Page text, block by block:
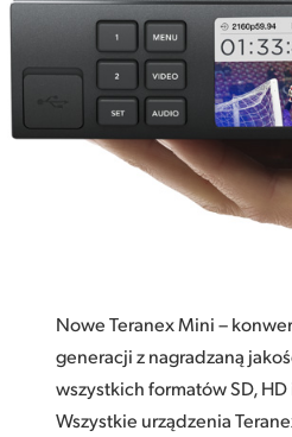
Finland
France
Hong Kong SAR, China
Japan
Korea
Połączenia nadawcze
Cyfrowe i analogowe audio
HDMI Instant Lock
Modele światłowodów
Sterowanie miejscowe lub
12 modeli
Nowe Teranex Mini –
generacji z nagradzaną
wszystkich formatów SD,
Wszystkie urządzenia